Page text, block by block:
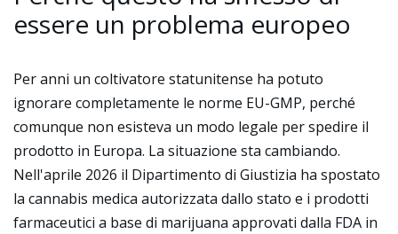
essere un problema europeo
Per anni un coltivatore statunitense ha potuto
ignorare completamente le norme EU-GMP, perché
comunque non esisteva un modo legale per spedire il
prodotto in Europa. La situazione sta cambiando.
Nell'aprile 2026 il Dipartimento di Giustizia ha spostato
la cannabis medica autorizzata dallo stato e i prodotti
farmaceutici a base di marijuana approvati dalla FDA in